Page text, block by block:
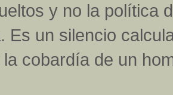
y no la política
Es un silencio
cobardía de un